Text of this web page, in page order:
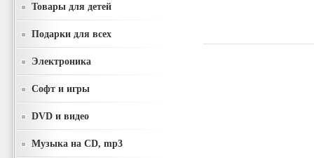
Товары для детей
Подарки для всех
Электроника
Софт и игры
DVD и видео
Музыка на CD, mp3